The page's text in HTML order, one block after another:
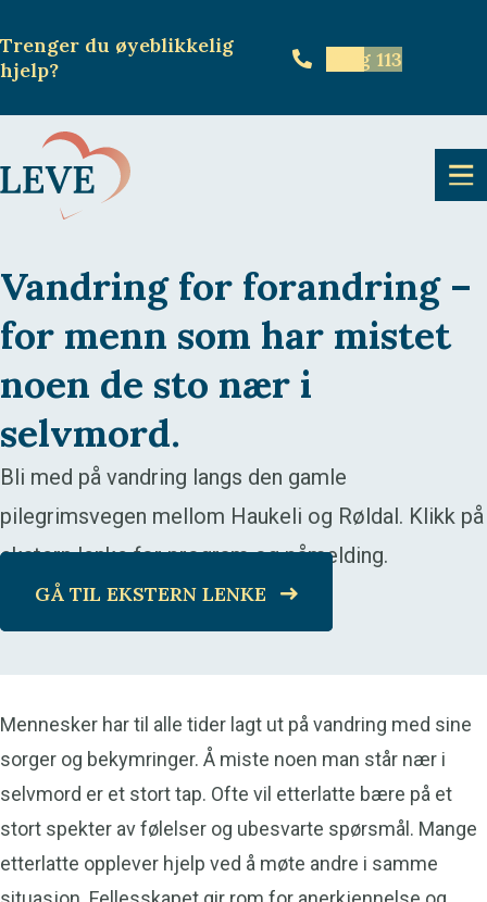
Trenger du øyeblikkelig
hjelp? Ring 113
Vandring for forandring –
for menn som har mistet
noen de sto nær i
selvmord.
Bli med på vandring langs den gamle
pilegrimsvegen mellom Haukeli og Røldal. Klikk på
ekstern lenke for program og påmelding.
GÅ TIL EKSTERN LENKE
Mennesker har til alle tider lagt ut på vandring med sine
sorger og bekymringer. Å miste noen man står nær i
selvmord er et stort tap. Ofte vil etterlatte bære på et
stort spekter av følelser og ubesvarte spørsmål. Mange
etterlatte opplever hjelp ved å møte andre i samme